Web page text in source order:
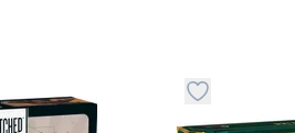
stvari u kategoriju omiljeno
Dugme za